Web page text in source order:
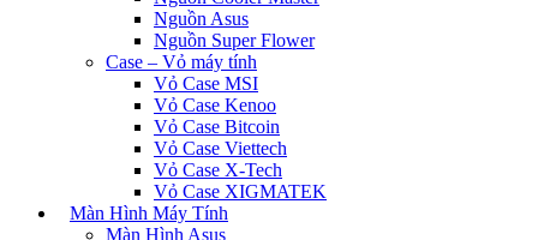
Nguồn Asus
Nguồn Super Flower
Case – Vỏ máy tính
Vỏ Case MSI
Vỏ Case Kenoo
Vỏ Case Bitcoin
Vỏ Case Viettech
Vỏ Case X-Tech
Vỏ Case XIGMATEK
Màn Hình Máy Tính
Màn Hình Asus